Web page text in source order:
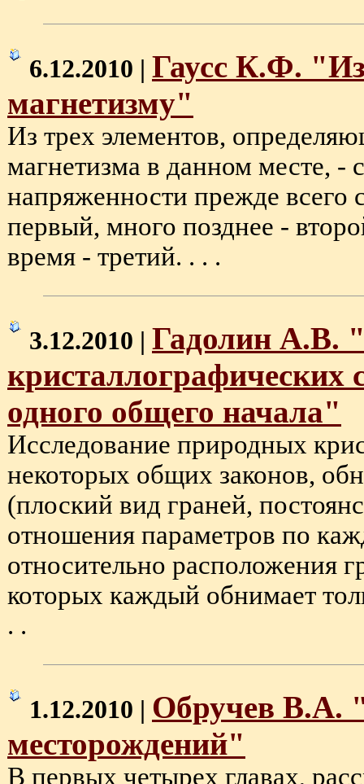
6.12.2010 | Гаусс К.Ф.
магнетизму"
Из трех элементов,
магнетизма в данном месте, -
напряженности прежде всего
первый, много позднее -
время - третий. . . .
3.12.2010 | Гадолин А.В.
кристаллографических
одного общего начала"
Исследование природных
некоторых общих законов,
(плоский вид граней,
отношения параметров по
относительно расположения
которых каждый обнимает
. .
1.12.2010 | Обручев В.А.
месторождений"
В первых четырех главах,